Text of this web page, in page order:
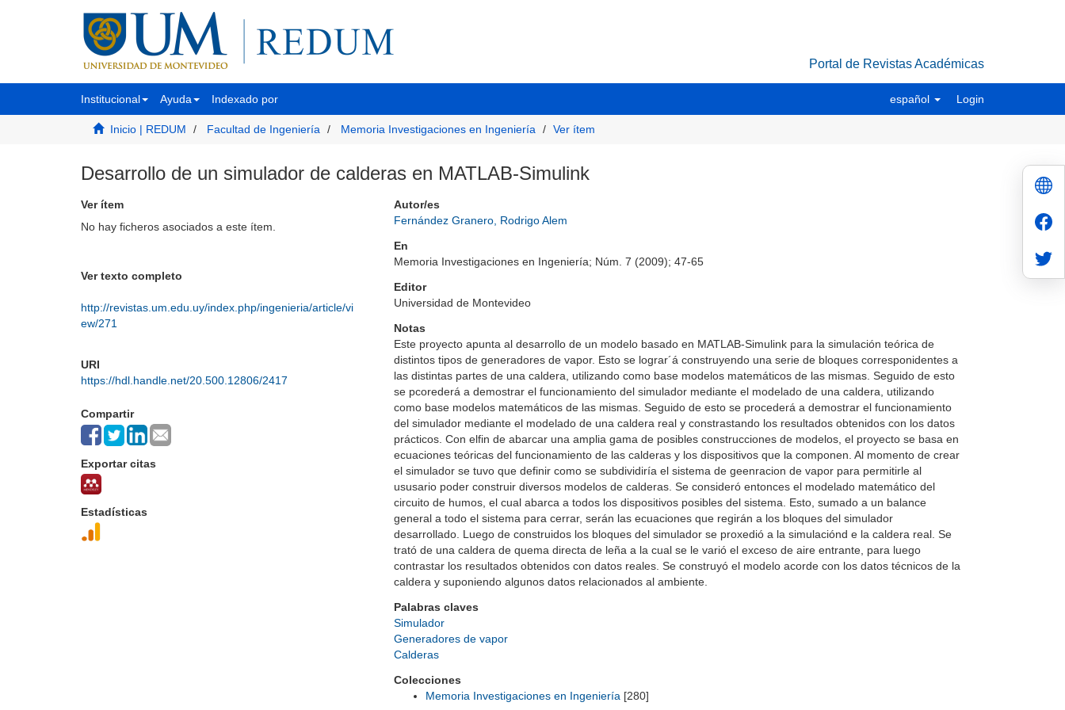
Portal de Revistas Académicas
Institucional Ayuda Indexado por español Login
Inicio | REDUM Facultad de Ingeniería Memoria Investigaciones en Ingeniería Ver ítem
Desarrollo de un simulador de calderas en MATLAB-Simulink
Ver ítem
No hay ficheros asociados a este ítem.
Ver texto completo
http://revistas.um.edu.uy/index.php/ingenieria/article/vi
ew/271
URI
https://hdl.handle.net/20.500.12806/2417
Compartir
Exportar citas
Estadísticas
Autor/es
Fernández Granero, Rodrigo Alem
En
Memoria Investigaciones en Ingeniería; Núm. 7 (2009); 47-65
Editor
Universidad de Montevideo
Notas
Este proyecto apunta al desarrollo de un modelo basado en MATLAB-Simulink para la simulación teórica de
distintos tipos de generadores de vapor. Esto se lograr´á construyendo una serie de bloques corresponidentes a
las distintas partes de una caldera, utilizando como base modelos matemáticos de las mismas. Seguido de esto
se pcorederá a demostrar el funcionamiento del simulador mediante el modelado de una caldera, utilizando
como base modelos matemáticos de las mismas. Seguido de esto se procederá a demostrar el funcionamiento
del simulador mediante el modelado de una caldera real y constrastando los resultados obtenidos con los datos
prácticos. Con elfin de abarcar una amplia gama de posibles construcciones de modelos, el proyecto se basa en
ecuaciones teóricas del funcionamiento de las calderas y los dispositivos que la componen. Al momento de crear
el simulador se tuvo que definir como se subdividiría el sistema de geenracion de vapor para permitirle al
ususario poder construir diversos modelos de calderas. Se consideró entonces el modelado matemático del
circuito de humos, el cual abarca a todos los dispositivos posibles del sistema. Esto, sumado a un balance
general a todo el sistema para cerrar, serán las ecuaciones que regirán a los bloques del simulador
desarrollado. Luego de construidos los bloques del simulador se proxedió a la simulaciónd e la caldera real. Se
trató de una caldera de quema directa de leña a la cual se le varió el exceso de aire entrante, para luego
contrastar los resultados obtenidos con datos reales. Se construyó el modelo acorde con los datos técnicos de la
caldera y suponiendo algunos datos relacionados al ambiente.
Palabras claves
Simulador
Generadores de vapor
Calderas
Colecciones
Memoria Investigaciones en Ingeniería [280]